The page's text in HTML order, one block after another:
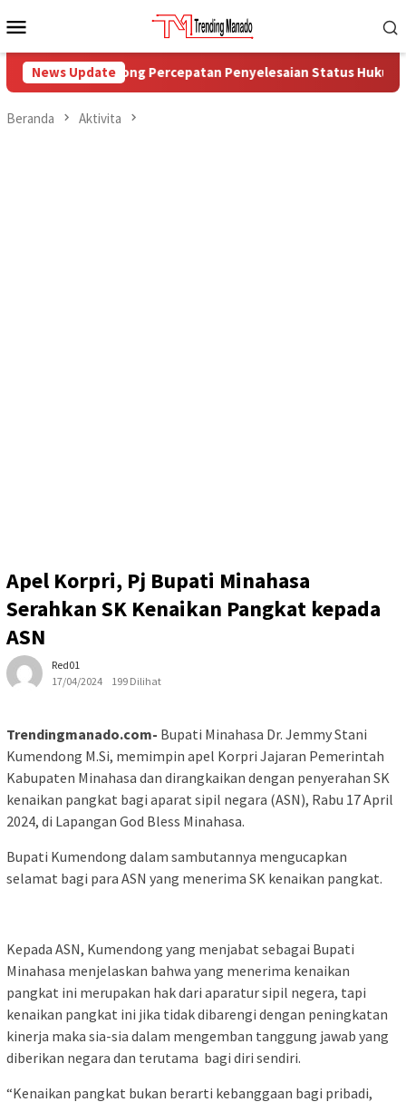
ke
Mobile
News Update
Dorong Percepatan Penyelesaian Status Hukum PFDs
Beranda Aktivita
Apel Korpri, Pj Bupati Minahasa
Serahkan SK Kenaikan Pangkat kepada
ASN
Red01
17/04/2024
199 Dilihat
Trendingmanado.com- Bupati Minahasa Dr. Jemmy Stani
Kumendong M.Si, memimpin apel Korpri Jajaran Pemerintah
Kabupaten Minahasa dan dirangkaikan dengan penyerahan SK
kenaikan pangkat bagi aparat sipil negara (ASN), Rabu 17 April
2024, di Lapangan God Bless Minahasa.
Bupati Kumendong dalam sambutannya mengucapkan
selamat bagi para ASN yang menerima SK kenaikan pangkat.
Kepada ASN, Kumendong yang menjabat sebagai Bupati
Minahasa menjelaskan bahwa yang menerima kenaikan
pangkat ini merupakan hak dari aparatur sipil negera, tapi
kenaikan pangkat ini jika tidak dibarengi dengan peningkatan
kinerja maka sia-sia dalam mengemban tanggung jawab yang
diberikan negara dan terutama bagi diri sendiri.
“Kenaikan pangkat bukan berarti kebanggaan bagi pribadi,